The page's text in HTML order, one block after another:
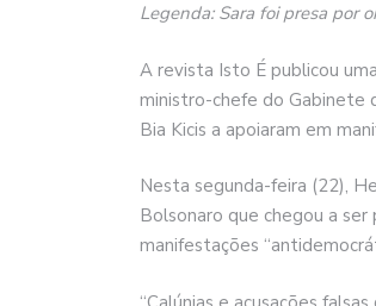
Legenda: Sara foi presa por
A revista Isto É publicou
ministro-chefe do Gabinete
Bia Kicis a apoiaram em
Nesta segunda-feira (22),
Bolsonaro que chegou a
manifestações